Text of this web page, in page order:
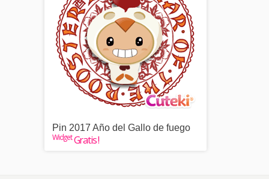
Pin 2017 Año del Gallo de fuego
WidgetGratis !